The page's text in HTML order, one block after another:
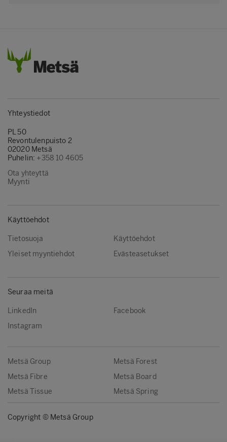
Yhteystiedot
PL 50
Revontulenpuisto 2
02020 Metsä
Puhelin: +358 10 4605
Ota yhteyttä
Myynti
Käyttöehdot
Tietosuoja
Käyttöehdot
Yleiset myyntiehdot
Evästeasetukset
Seuraa meitä
LinkedIn
Facebook
Instagram
Metsä Group
Metsä Forest
Metsä Fibre
Metsä Board
Metsä Tissue
Metsä Spring
Copyright © Metsä Group